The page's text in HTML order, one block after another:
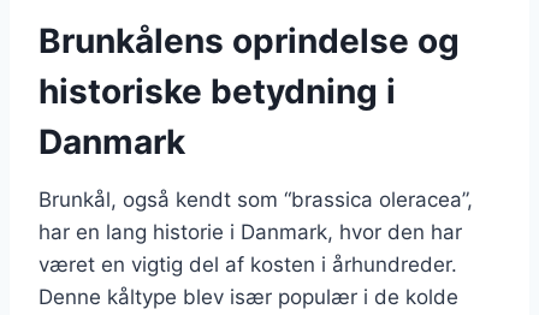
Brunkålens oprindelse og
historiske betydning i
Danmark
Brunkål, også kendt som “brassica oleracea”,
har en lang historie i Danmark, hvor den har
været en vigtig del af kosten i århundreder.
Denne kåltype blev især populær i de kolde